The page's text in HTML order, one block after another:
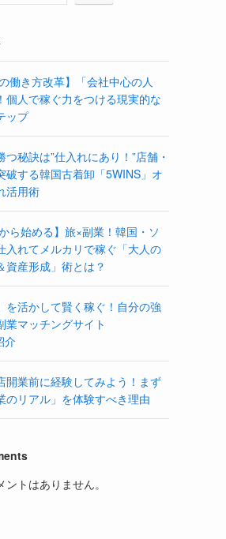
働き方改革】「会社中心の人
個人で稼ぐ力をつける現実的な
ップ
秘訣は”仕入れにあり！”店舗・
破する韓国古着卸「5WINS」オ
活用術
ら始める】旅×副業！韓国・ソ
入れてメルカリで稼ぐ「大人の
資産形成」術とは？
を活かして賢く稼ぐ！自分の強
業マッチングサイト
介
開業前に経験してみよう！まず
のリアル」を体験すべき理由
トはありません。